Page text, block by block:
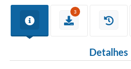
3
Detalhes